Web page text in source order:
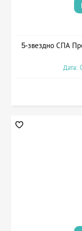
5-звездно СПА
Дата: